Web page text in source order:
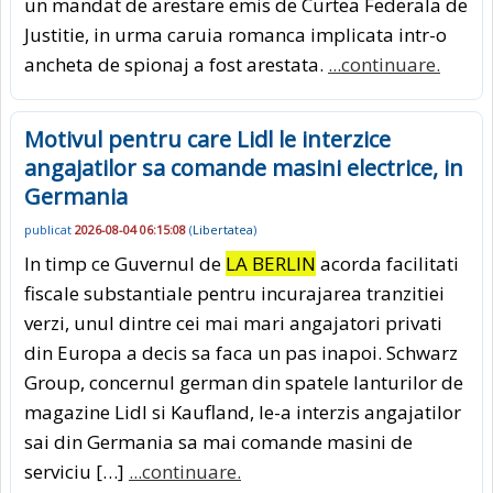
Justitie, in urma caruia romanca implicata intr-o
ancheta de spionaj a fost arestata. ...continuare.
Motivul pentru care Lidl le interzice
angajatilor sa comande masini electrice, in
Germania
publicat 2026-08-04 06:15:08 (Libertatea)
In timp ce Guvernul de LA BERLIN acorda facilitati
fiscale substantiale pentru incurajarea tranzitiei
verzi, unul dintre cei mai mari angajatori privati
din Europa a decis sa faca un pas inapoi. Schwarz
Group, concernul german din spatele lanturilor de
magazine Lidl si Kaufland, le-a interzis angajatilor
sai din Germania sa mai comande masini de
serviciu […] ...continuare.